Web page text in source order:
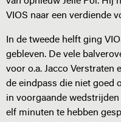
VIOS naar een verdiende
In de tweede helft ging
gebleven. De vele
voor o.a. Jacco Verstraten
de eindpass die niet goed
in voorgaande
elf minuten te hebben